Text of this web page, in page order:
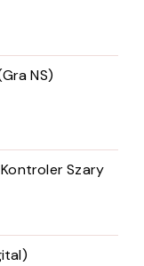
NS)
Szary